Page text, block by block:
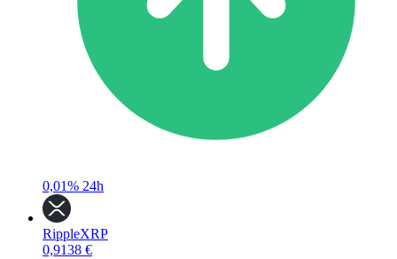
0,01% 24h
RippleXRP
0,9138 €